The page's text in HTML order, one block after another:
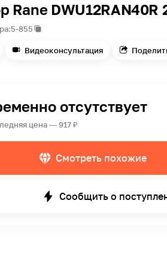
Rane DWU12RAN40R
5-855
Видеоконсультация
отсутствует
цена — 917 ₽
Смотреть похожие
Сообщить о